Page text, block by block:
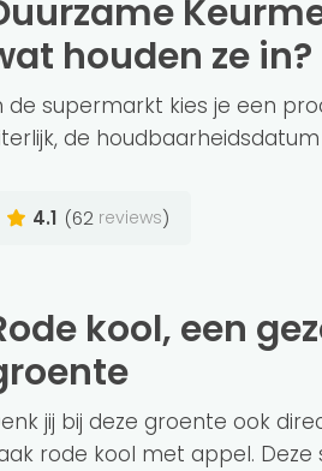
zijn er en
houden ze in?
de supermarkt kies je een
de houdbaarheidsdatum
4.1 (62 reviews)
jij bij deze groente ook
rode kool met appel. Deze